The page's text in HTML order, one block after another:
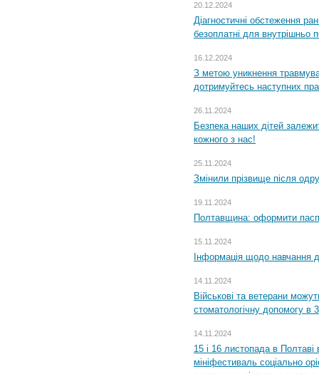
20.12.2024
Діагностичні обстеження
безоплатні для внутрішньо
16.12.2024
З метою уникнення
дотримуйтесь наступних
26.11.2024
Безпека наших дітей
кожного з нас!
25.11.2024
Змінили прізвище після
19.11.2024
Полтавщина: оформити
15.11.2024
Інформація щодо навчання
14.11.2024
Військові та ветерани
стоматологічну допомогу в
14.11.2024
15 і 16 листопада в
мініфестиваль соціально